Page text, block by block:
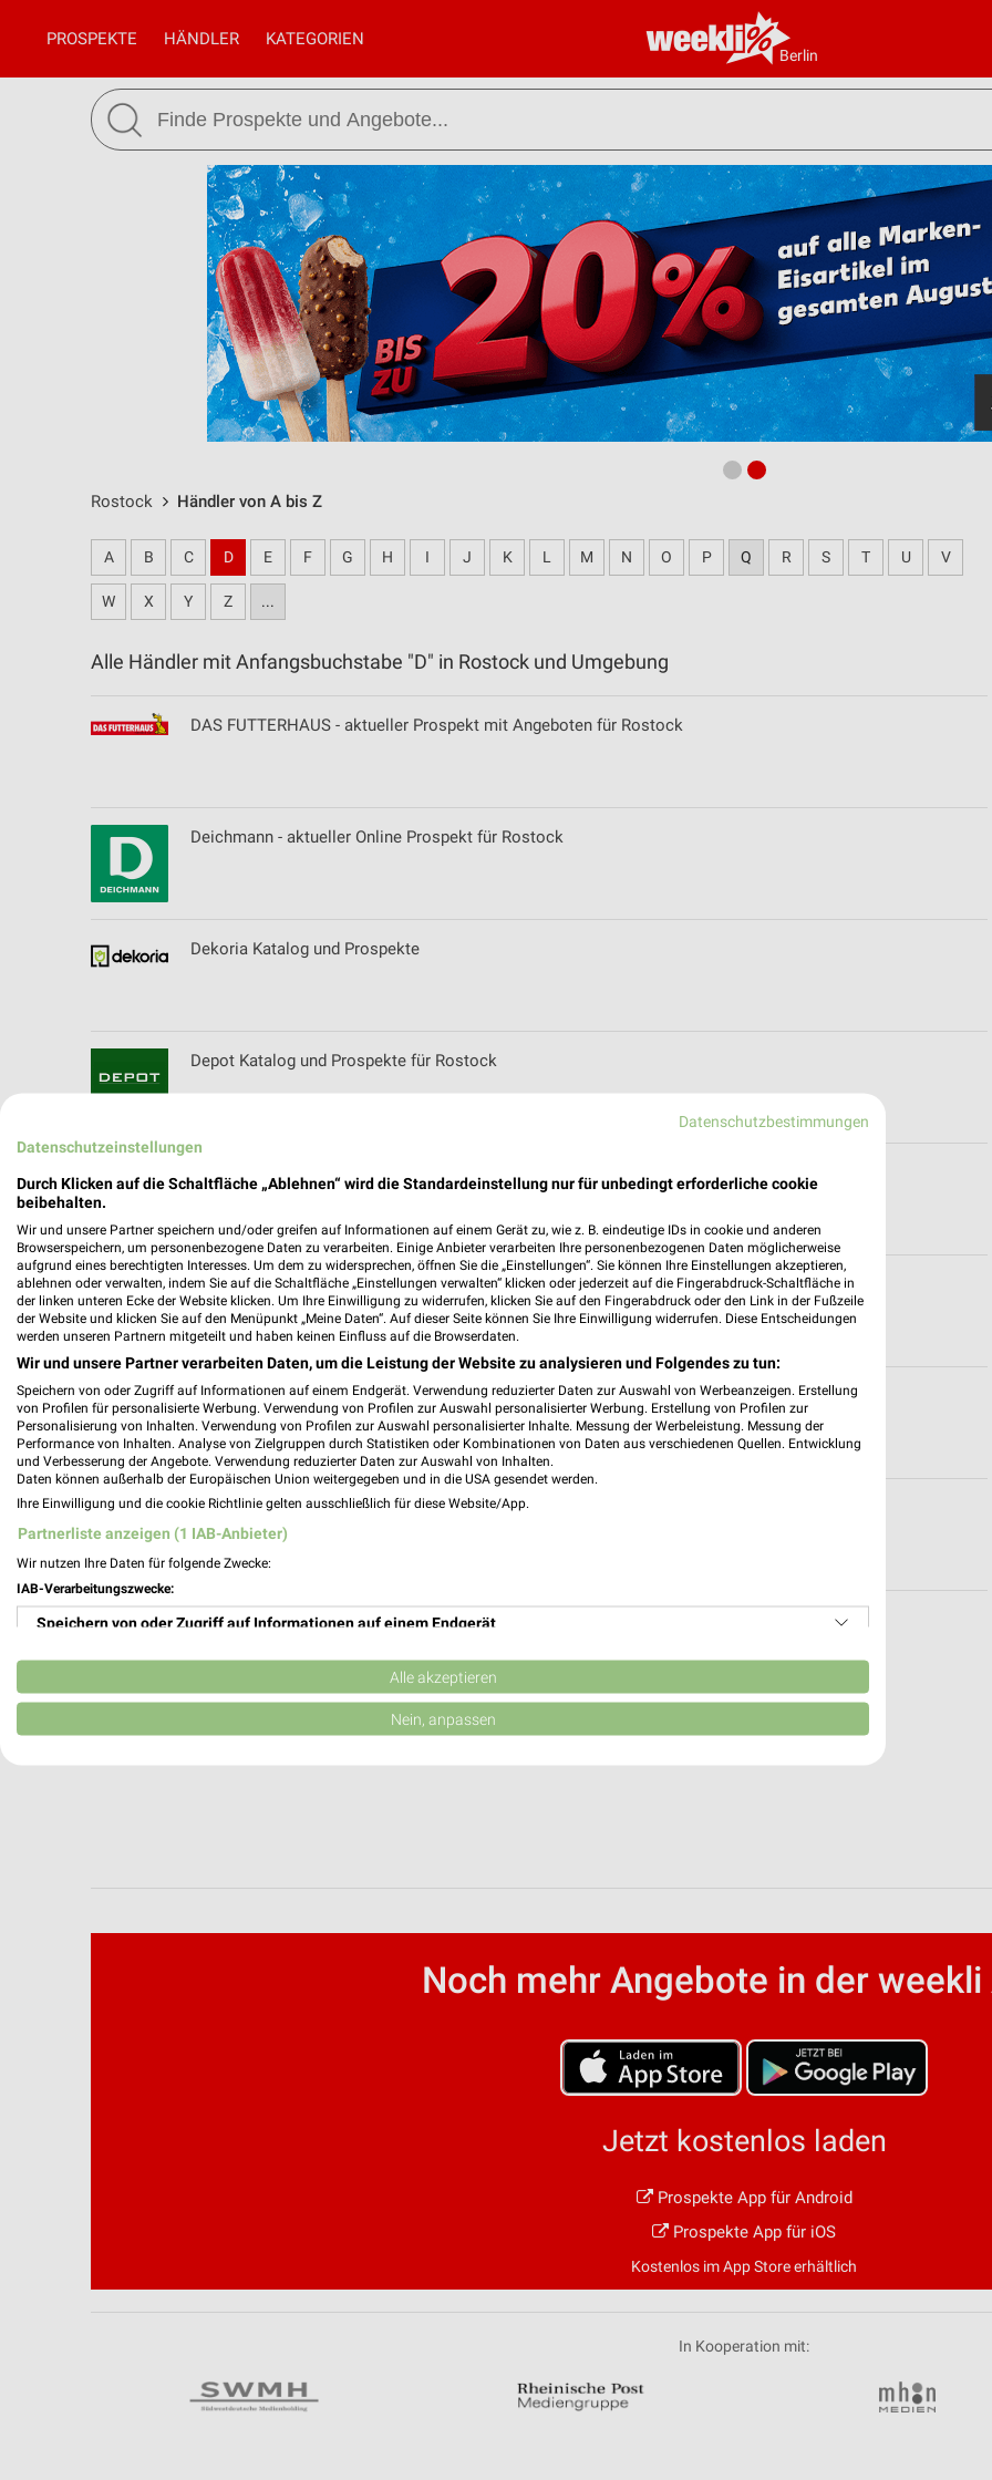
Berlin
PROSPEKTE HÄNDLER KATEGORIEN
Rostock Händler von A bis Z
A B C D E F G H I J K L M N O P Q R S T U V
W X Y Z ...
Alle Händler mit Anfangsbuchstabe "D" in Rostock und Umgebung
DAS FUTTERHAUS - aktueller Prospekt mit Angeboten für Rostock
Deichmann - aktueller Online Prospekt für Rostock
Dekoria Katalog und Prospekte
Depot Katalog und Prospekte für Rostock
Die Möbel Wikinger Filialen & Öffnungszeiten für Rostock
Die Steinreiniger Filialen & Öffnungszeiten für Rostock
dm Wochenprospekt & Angebote für Rostock
DocMorris Prospekte und Angebote
Douglas Wochenprospekt & Angebote für Rostock
Noch mehr Angebote in der weekli
Jetzt kostenlos laden
Prospekte App für Android
Prospekte App für iOS
Kostenlos im App Store erhältlich
In Kooperation mit:
Datenschutzbestimmungen
Datenschutzeinstellungen
Durch Klicken auf die Schaltfläche „Ablehnen“ wird die Standardeinstellung nur für unbedingt erforderliche cookie
beibehalten.
Wir und unsere Partner speichern und/oder greifen auf Informationen auf einem Gerät zu, wie z. B. eindeutige IDs in cookie und anderen
Browserspeichern, um personenbezogene Daten zu verarbeiten. Einige Anbieter verarbeiten Ihre personenbezogenen Daten möglicherweise
aufgrund eines berechtigten Interesses. Um dem zu widersprechen, öffnen Sie die „Einstellungen“. Sie können Ihre Einstellungen akzeptieren,
ablehnen oder verwalten, indem Sie auf die Schaltfläche „Einstellungen verwalten“ klicken oder jederzeit auf die Fingerabdruck-Schaltfläche in
der linken unteren Ecke der Website klicken. Um Ihre Einwilligung zu widerrufen, klicken Sie auf den Fingerabdruck oder den Link in der Fußzeile
der Website und klicken Sie auf den Menüpunkt „Meine Daten“. Auf dieser Seite können Sie Ihre Einwilligung widerrufen. Diese Entscheidungen
werden unseren Partnern mitgeteilt und haben keinen Einfluss auf die Browserdaten.
Wir und unsere Partner verarbeiten Daten, um die Leistung der Website zu analysieren und Folgendes zu tun:
Speichern von oder Zugriff auf Informationen auf einem Endgerät. Verwendung reduzierter Daten zur Auswahl von Werbeanzeigen. Erstellung
von Profilen für personalisierte Werbung. Verwendung von Profilen zur Auswahl personalisierter Werbung. Erstellung von Profilen zur
Personalisierung von Inhalten. Verwendung von Profilen zur Auswahl personalisierter Inhalte. Messung der Werbeleistung. Messung der
Performance von Inhalten. Analyse von Zielgruppen durch Statistiken oder Kombinationen von Daten aus verschiedenen Quellen. Entwicklung
und Verbesserung der Angebote. Verwendung reduzierter Daten zur Auswahl von Inhalten.
Daten können außerhalb der Europäischen Union weitergegeben und in die USA gesendet werden.
Ihre Einwilligung und die cookie Richtlinie gelten ausschließlich für diese Website/App.
Partnerliste anzeigen (1 IAB-Anbieter)
Wir nutzen Ihre Daten für folgende Zwecke:
IAB-Verarbeitungszwecke:
Speichern von oder Zugriff auf Informationen auf einem Endgerät
Verwendung reduzierter Daten zur Auswahl von Werbeanzeigen
Erstellung von Profilen für personalisierte Werbung
Analyse von Zielgruppen durch Statistiken oder Kombinationen von Daten aus verschiedenen
Alle akzeptieren
Nein, anpassen